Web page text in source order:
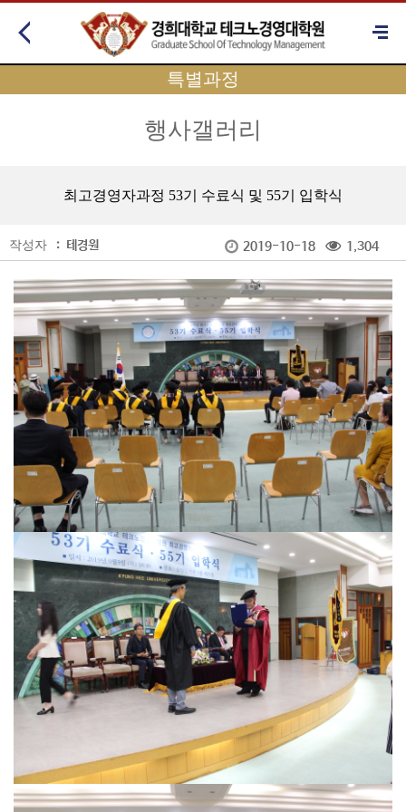
특별과정
행사갤러리
최고경영자과정 53기 수료식 및 55기 입학식
작성자 : 테경원 2019-10-18 1,304